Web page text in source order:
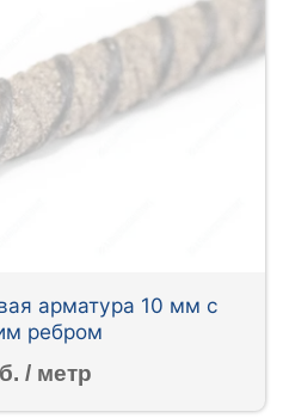
арматура 10 мм с
ребром
/ метр